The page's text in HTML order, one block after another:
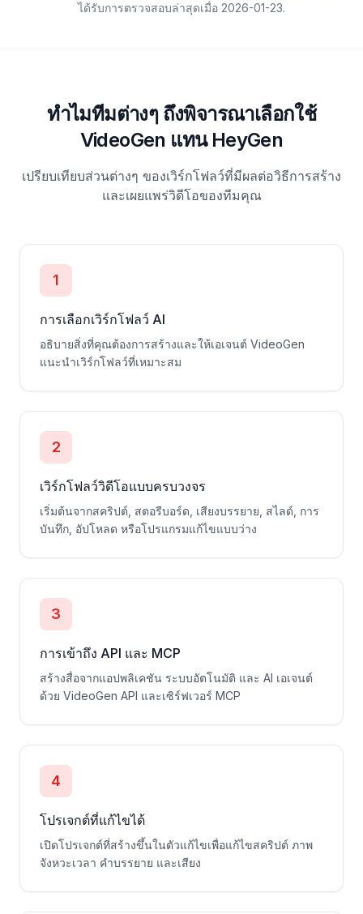
ได้รับการตรวจสอบล่าสุดเมื่อ 2026-01-23.
ทำไมทีมต่างๆ ถึงพิจารณาเลือกใช้
VideoGen แทน HeyGen
เปรียบเทียบส่วนต่างๆ ของเวิร์กโฟลว์ที่มีผลต่อวิธีการสร้าง
และเผยแพร่วิดีโอของทีมคุณ
1
การเลือกเวิร์กโฟลว์ AI
อธิบายสิ่งที่คุณต้องการสร้างและให้เอเจนต์ VideoGen
แนะนำเวิร์กโฟลว์ที่เหมาะสม
2
เวิร์กโฟลว์วิดีโอแบบครบวงจร
เริ่มต้นจากสคริปต์, สตอรีบอร์ด, เสียงบรรยาย, สไลด์, การ
บันทึก, อัปโหลด หรือโปรแกรมแก้ไขแบบว่าง
3
การเข้าถึง API และ MCP
สร้างสื่อจากแอปพลิเคชัน ระบบอัตโนมัติ และ AI เอเจนต์
ด้วย VideoGen API และเซิร์ฟเวอร์ MCP
4
โปรเจกต์ที่แก้ไขได้
เปิดโปรเจกต์ที่สร้างขึ้นในตัวแก้ไขเพื่อแก้ไขสคริปต์ ภาพ
จังหวะเวลา คำบรรยาย และเสียง